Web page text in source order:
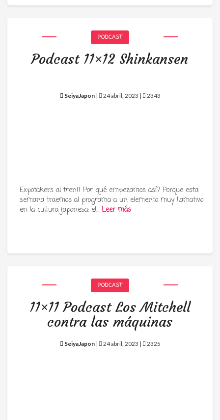
PODCAST
Podcast 11×12 Shinkansen
SeiyaJapon| 24 abril, 2023 | 2343
Expotakers al tren!! Por qué empezamos así? Porque esta
semana traemos al programa a un elemento muy llamativo
en la cultura japonesa: el… Leer más
PODCAST
11×11 Podcast Los Mitchell
contra las máquinas
SeiyaJapon| 24 abril, 2023 | 2325